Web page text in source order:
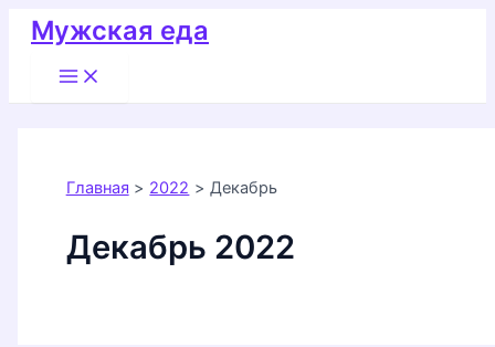
Перейти
содержимому
Мужская еда
Main
Menu
Главная 2022 Декабрь
Декабрь 2022